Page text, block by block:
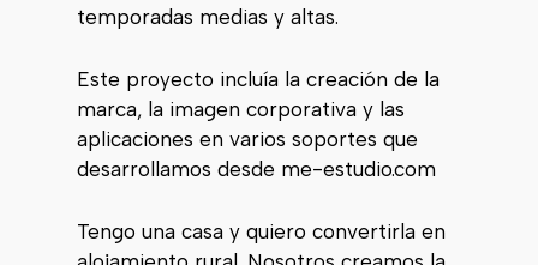
temporadas medias y altas.
Este proyecto incluía la creación de la
marca, la imagen corporativa y las
aplicaciones en varios soportes que
desarrollamos desde me-estudio.com
Tengo una casa y quiero convertirla en